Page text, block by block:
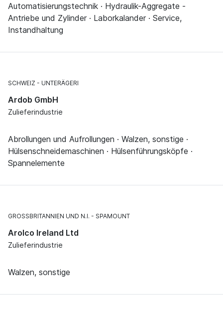
Automatisierungstechnik · Hydraulik-Aggregate -
Antriebe und Zylinder · Laborkalander · Service,
Instandhaltung
SCHWEIZ UNTERÄGERI
Ardob GmbH
Zulieferindustrie
Abrollungen und Aufrollungen · Walzen, sonstige ·
Hülsenschneidemaschinen · Hülsenführungsköpfe ·
Spannelemente
GROSSBRITANNIEN UND N.I. SPAMOUNT
Arolco Ireland Ltd
Zulieferindustrie
Walzen, sonstige